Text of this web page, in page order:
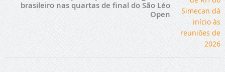
brasileiro nas quartas de final do São Léo
Open